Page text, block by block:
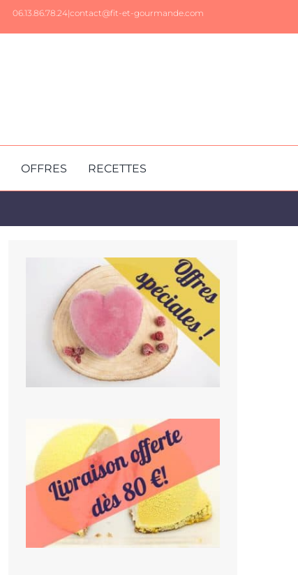
06.13.86.78.24|contact@fit-et-gourmande.com
OFFRES RECETTES